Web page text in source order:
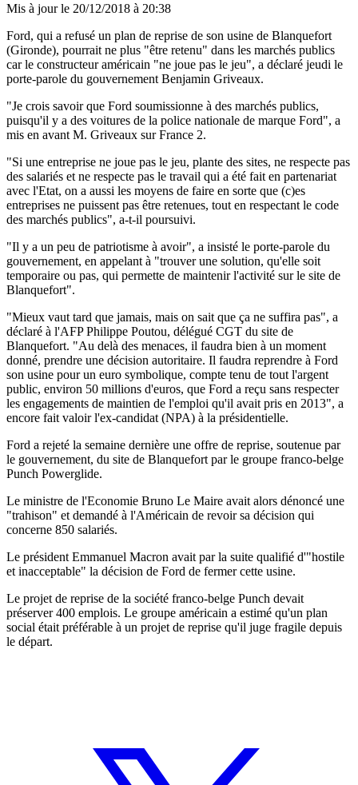
Mis à jour le 20/12/2018 à 20:38
Ford, qui a refusé un plan de reprise de son usine de Blanquefort
(Gironde), pourrait ne plus "être retenu" dans les marchés publics
car le constructeur américain "ne joue pas le jeu", a déclaré jeudi le
porte-parole du gouvernement Benjamin Griveaux.
"Je crois savoir que Ford soumissionne à des marchés publics,
puisqu'il y a des voitures de la police nationale de marque Ford", a
mis en avant M. Griveaux sur France 2.
"Si une entreprise ne joue pas le jeu, plante des sites, ne respecte pas
des salariés et ne respecte pas le travail qui a été fait en partenariat
avec l'Etat, on a aussi les moyens de faire en sorte que (c)es
entreprises ne puissent pas être retenues, tout en respectant le code
des marchés publics", a-t-il poursuivi.
"Il y a un peu de patriotisme à avoir", a insisté le porte-parole du
gouvernement, en appelant à "trouver une solution, qu'elle soit
temporaire ou pas, qui permette de maintenir l'activité sur le site de
Blanquefort".
"Mieux vaut tard que jamais, mais on sait que ça ne suffira pas", a
déclaré à l'AFP Philippe Poutou, délégué CGT du site de
Blanquefort. "Au delà des menaces, il faudra bien à un moment
donné, prendre une décision autoritaire. Il faudra reprendre à Ford
son usine pour un euro symbolique, compte tenu de tout l'argent
public, environ 50 millions d'euros, que Ford a reçu sans respecter
les engagements de maintien de l'emploi qu'il avait pris en 2013", a
encore fait valoir l'ex-candidat (NPA) à la présidentielle.
Ford a rejeté la semaine dernière une offre de reprise, soutenue par
le gouvernement, du site de Blanquefort par le groupe franco-belge
Punch Powerglide.
Le ministre de l'Economie Bruno Le Maire avait alors dénoncé une
"trahison" et demandé à l'Américain de revoir sa décision qui
concerne 850 salariés.
Le président Emmanuel Macron avait par la suite qualifié d'"hostile
et inacceptable" la décision de Ford de fermer cette usine.
Le projet de reprise de la société franco-belge Punch devait
préserver 400 emplois. Le groupe américain a estimé qu'un plan
social était préférable à un projet de reprise qu'il juge fragile depuis
le départ.